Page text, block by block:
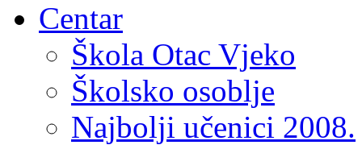
Centar
Škola Otac Vjeko
Školsko osoblje
Najbolji učenici 2008.